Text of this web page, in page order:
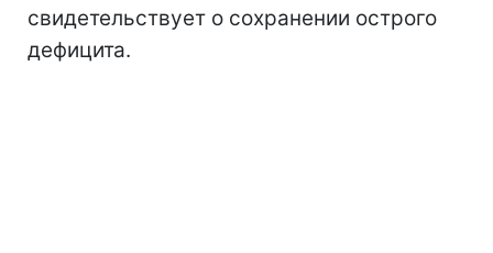
свидетельствует о сохранении острого
дефицита.